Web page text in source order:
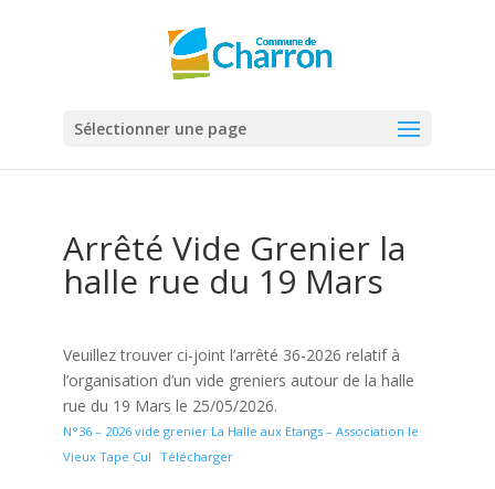
Sélectionner une page
Arrêté Vide Grenier la
halle rue du 19 Mars
Veuillez trouver ci-joint l’arrêté 36-2026 relatif à
l’organisation d’un vide greniers autour de la halle
rue du 19 Mars le 25/05/2026.
N°36 – 2026 vide grenier La Halle aux Etangs – Association le
Vieux Tape Cul
Télécharger